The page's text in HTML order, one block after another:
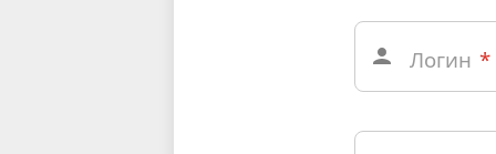
Логин *